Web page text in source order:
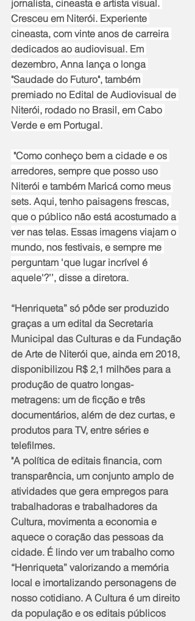
jornalista, cineasta e artista visual.
Cresceu em Niterói. Experiente
cineasta, com vinte anos de carreira
dedicados ao audiovisual. Em
dezembro, Anna lança o longa
"Saudade do Futuro", também
premiado no Edital de Audiovisual de
Niterói, rodado no Brasil, em Cabo
Verde e em Portugal.
arredores, sempre que posso uso
Niterói e também Maricá como meus
sets. Aqui, tenho paisagens frescas,
que o público não está acostumado a
ver nas telas. Essas imagens viajam o
mundo, nos festivais, e sempre me
perguntam 'que lugar incrível é
aquele'?’’, disse a diretora.
“Henriqueta” só pôde ser produzido
graças a um edital da Secretaria
Municipal das Culturas e da Fundação
de Arte de Niterói que, ainda em 2018,
disponibilizou R$ 2,1 milhões para a
produção de quatro longas-
metragens: um de ficção e três
documentários, além de dez curtas, e
produtos para TV, entre séries e
telefilmes.
"A política de editais financia, com
transparência, um conjunto amplo de
atividades que gera empregos para
trabalhadoras e trabalhadores da
Cultura, movimenta a economia e
aquece o coração das pessoas da
cidade. É lindo ver um trabalho como
“Henriqueta” valorizando a memória
local e imortalizando personagens de
nosso cotidiano. A Cultura é um direito
da população e os editais públicos